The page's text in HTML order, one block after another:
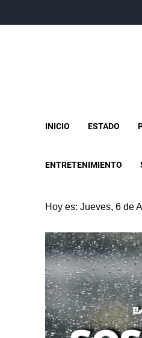
INICIO ESTADO
ENTRETENIMIENTO
Hoy es: Jueves, 6 de